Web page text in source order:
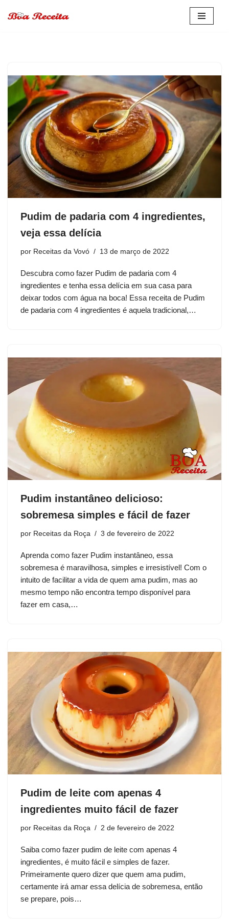
Pudim de padaria com 4 ingredientes,
veja essa delícia
por Receitas da Vovó 13 de março de 2022
Descubra como fazer Pudim de padaria com 4
ingredientes e tenha essa delícia em sua casa para
deixar todos com água na boca! Essa receita de Pudim
de padaria com 4 ingredientes é aquela tradicional,…
Pudim instantâneo delicioso:
sobremesa simples e fácil de fazer
por Receitas da Roça 3 de fevereiro de 2022
Aprenda como fazer Pudim instantâneo, essa
sobremesa é maravilhosa, simples e irresistível! Com o
intuito de facilitar a vida de quem ama pudim, mas ao
mesmo tempo não encontra tempo disponível para
fazer em casa,…
Pudim de leite com apenas 4
ingredientes muito fácil de fazer
por Receitas da Roça 2 de fevereiro de 2022
Saiba como fazer pudim de leite com apenas 4
ingredientes, é muito fácil e simples de fazer.
Primeiramente quero dizer que quem ama pudim,
certamente irá amar essa delícia de sobremesa, então
se prepare, pois…